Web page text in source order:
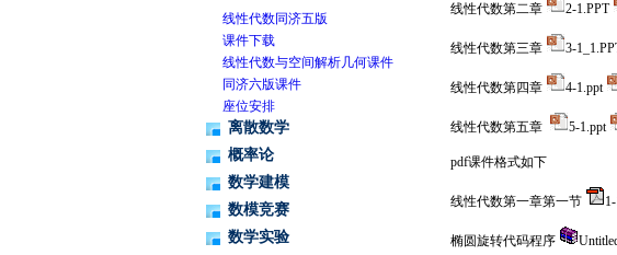
线性代数同济五版
课件下载
线性代数与空间解析几何课件
同济六版课件
座位安排
离散数学
概率论
数学建模
数模竞赛
数学实验
线性代数第二章 2-1.PPT
线性代数第三章 3-
线性代数第四章 4-1.ppt
线性代数第五章 5-1.ppt
pdf课件格式如下
线性代数第一章第一节
椭圆旋转代码程序